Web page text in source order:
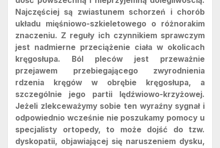
Najczęściej są zwiastunem schorzeń i chorób
układu mięśniowo-szkieletowego o różnorakim
znaczeniu. Z reguły ich czynnikiem sprawczym
jest nadmierne przeciążenie ciała w okolicach
kręgosłupa. Ból pleców jest przeważnie
przejawem przebiegającego zwyrodnienia
rdzenia kręgów w obrębie kręgosłupa, a
szczególnie jego partii lędźwiowo-krzyżowej.
Jeżeli zlekceważymy sobie ten wyraźny sygnał i
odpowiednio wcześnie nie poszukamy pomocy u
specjalisty ortopedy, to może dojść do tzw.
dyskopatii, objawiającej się naruszeniem dysku,